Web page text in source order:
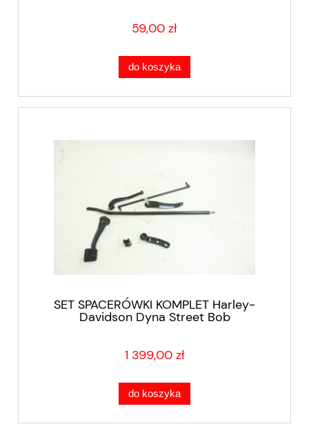
59,00 zł
do koszyka
SET SPACERÓWKI KOMPLET Harley-
Davidson Dyna Street Bob
1 399,00 zł
do koszyka